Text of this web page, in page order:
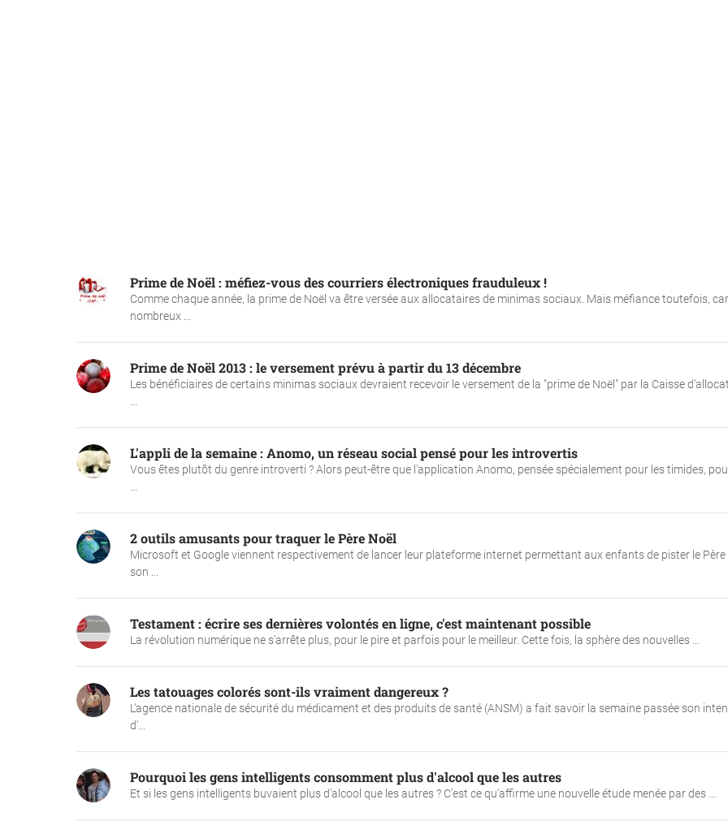
Prime de Noël : méfiez-vous des courriers électroniques frauduleux !
Comme chaque année, la prime de Noël va être versée aux allocataires de minimas sociaux. Mais méfiance toutefois,
nombreux ...
Prime de Noël 2013 : le versement prévu à partir du 13 décembre
Les bénéficiaires de certains minimas sociaux devraient recevoir le versement de la "prime de Noël" par la Caisse
L'appli de la semaine : Anomo, un réseau social pensé pour les introvertis
Vous êtes plutôt du genre introverti ? Alors peut-être que l'application Anomo, pensée spécialement pour les timides,
2 outils amusants pour traquer le Père Noël
Microsoft et Google viennent respectivement de lancer leur plateforme internet permettant aux enfants de pister le Père
son ...
Testament : écrire ses dernières volontés en ligne, c'est maintenant possible
La révolution numérique ne s'arrête plus, pour le pire et parfois pour le meilleur. Cette fois, la sphère des nouvelles ...
Les tatouages colorés sont-ils vraiment dangereux ?
L'agence nationale de sécurité du médicament et des produits de santé (ANSM) a fait savoir la semaine passée son
d'...
Pourquoi les gens intelligents consomment plus d'alcool que les autres
Et si les gens intelligents buvaient plus d'alcool que les autres ? C'est ce qu'affirme une nouvelle étude menée par des ...